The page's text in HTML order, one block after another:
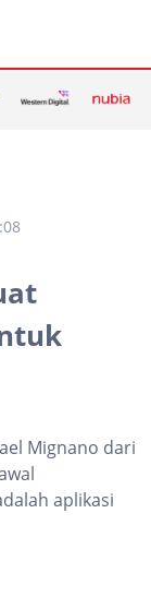
Mignano dari
aplikasi